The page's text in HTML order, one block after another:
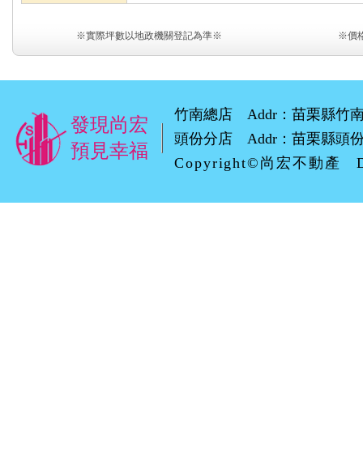
※實際坪數以地政機關登記為準※ ※價
發現尚宏
預見幸福
竹南總店 Addr：苗栗縣竹
頭份分店 Addr：苗栗縣頭
Copyright©尚宏不動產